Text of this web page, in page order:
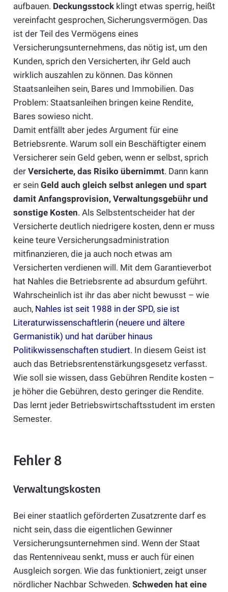
aufbauen. Deckungsstockklingt etwas sperrig, heißt
vereinfacht gesprochen, Sicherungsvermögen. Das
ist der Teil des Vermögens eines
Versicherungsunternehmens, das nötig ist, um den
Kunden, sprich den Versicherten, ihr Geld auch
wirklich auszahlen zu können. Das können
Staatsanleihen sein, Bares und Immobilien. Das
Problem: Staatsanleihen bringen keine Rendite,
Bares sowieso nicht.
Damit entfällt aber jedes Argument für eine
Betriebsrente. Warum soll ein Beschäftigter einem
Versicherer sein Geld geben, wenn er selbst, sprich
der Versicherte, das Risiko übernimmt. Dann kann
er sein Geld auch gleich selbst anlegen und spart
damit Anfangsprovision, Verwaltungsgebühr und
sonstige Kosten. Als Selbstentscheider hat der
Versicherte deutlich niedrigere kosten, denn er muss
keine teure Versicherungsadministration
mitfinanzieren, die ja auch noch etwas am
Versicherten verdienen will. Mit dem Garantieverbot
hat Nahles die Betriebsrente ad absurdum geführt.
Wahrscheinlich ist ihr das aber nicht bewusst – wie
auch, Nahles ist seit 1988 in der SPD, sie ist
Literaturwissenschaftlerin (neuere und ältere
Germanistik) und hat darüber hinaus
Politikwissenschaften studiert. In diesem Geist ist
auch das Betriebsrentenstärkungsgesetz verfasst.
Wie soll sie wissen, dass Gebühren Rendite kosten –
je höher die Gebühren, desto geringer die Rendite.
Das lernt jeder Betriebswirtschaftsstudent im ersten
Semester.
Fehler 8
Verwaltungskosten
Bei einer staatlich geförderten Zusatzrente darf es
nicht sein, dass die eigentlichen Gewinner
Versicherungsunternehmen sind. Wenn der Staat
das Rentenniveau senkt, muss er auch für einen
Ausgleich sorgen. Wie das funktioniert, zeigt unser
nördlicher Nachbar Schweden. Schweden hat eine